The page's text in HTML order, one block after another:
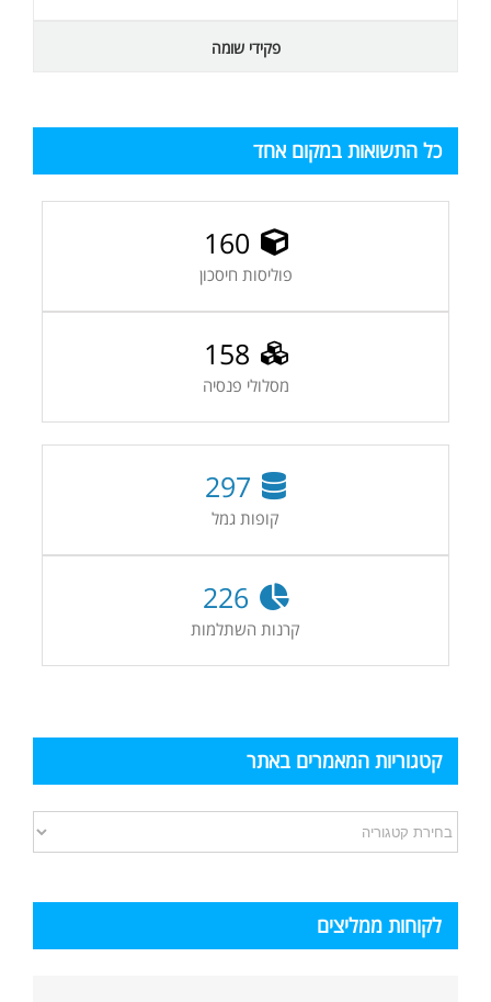
פקידי שומה
כל התשואות במקום אחד
160
פוליסות חיסכון
158
מסלולי פנסיה
297
קופות גמל
226
קרנות השתלמות
קטגוריות המאמרים באתר
קטגוריות
המאמרים
לקוחות ממליצים